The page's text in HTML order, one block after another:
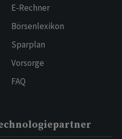
E-Rechner
Börsenlexikon
Sparplan
Vorsorge
FAQ